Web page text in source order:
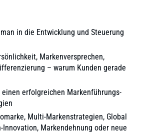
in die Entwicklung und Steuerung
Markenversprechen,
– warum Kunden gerade
erfolgreichen Markenführungs-
Multi-Markenstrategien, Global
Markendehnung oder neue